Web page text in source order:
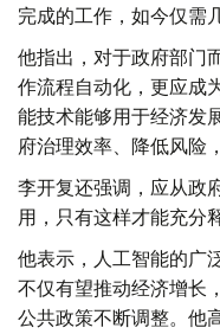
完成的工作，如今仅需
他指出，对于政府部门
作流程自动化，更应成
能技术能够用于经济发
府治理效率、降低风险
李开复还强调，应从政
用，只有这样才能充分
他表示，人工智能的广
不仅有望推动经济增长
公共政策不断调整。他